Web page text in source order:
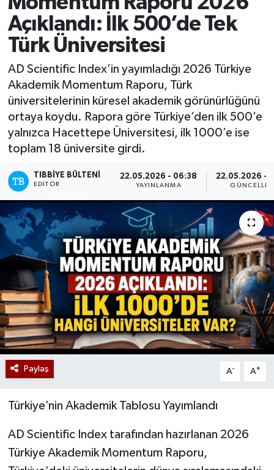
Açıklandı: İlk 500’de Tek
Türk Üniversitesi
AD Scientific Index’in yayımladığı 2026 Türkiye
Akademik Momentum Raporu, Türk
üniversitelerinin küresel akademik görünürlüğünü
ortaya koydu. Rapora göre Türkiye’den ilk 500’e
yalnızca Hacettepe Üniversitesi, ilk 1000’e ise
toplam 18 üniversite girdi.
TIBBIYE BÜLTENI
EDITÖR
22.05.2026 - 06:38
YAYINLANMA
22.05.2026 -
Paylaş A- A+
Türkiye’nin Akademik Tablosu Yayımlandı
AD Scientific Index tarafından hazırlanan 2026
Türkiye Akademik Momentum Raporu,
Mevzuat